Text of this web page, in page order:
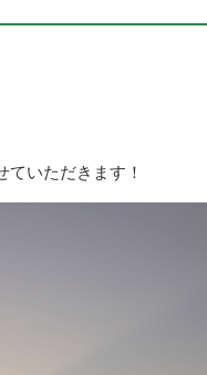
いただきます！